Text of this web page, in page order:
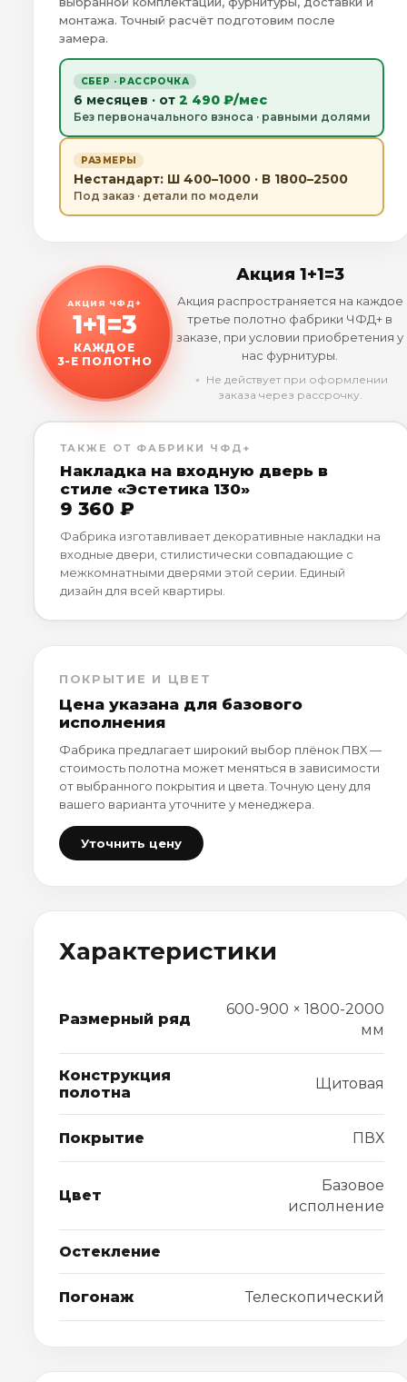
монтажа. Точный расчёт подготовим после
замера.
СБЕР · РАССРОЧКА
6 месяцев · от 2 490 ₽/мес
Без первоначального взноса · равными долями
РАЗМЕРЫ
Нестандарт: Ш 400–1000 · В 1800–2500
Под заказ · детали по модели
АКЦИЯ ЧФД+
1+1=3
КАЖДОЕ
3-Е ПОЛОТНО
Акция 1+1=3
Акция распространяется на каждое
третье полотно фабрики ЧФД+ в
заказе, при условии приобретения у
нас фурнитуры.
﹡ Не действует при оформлении
заказа через рассрочку.
ТАКЖЕ ОТ ФАБРИКИ ЧФД+
Накладка на входную дверь в
стиле «Эстетика 130»
9 360 ₽
Фабрика изготавливает декоративные накладки на
входные двери, стилистически совпадающие с
межкомнатными дверями этой серии. Единый
дизайн для всей квартиры.
ПОКРЫТИЕ И ЦВЕТ
Цена указана для базового
исполнения
Фабрика предлагает широкий выбор плёнок ПВХ —
стоимость полотна может меняться в зависимости
от выбранного покрытия и цвета. Точную цену для
вашего варианта уточните у менеджера.
Уточнить цену
Характеристики
Размерный ряд
600-900 × 1800-2000
мм
Конструкция
полотна
Щитовая
Покрытие ПВХ
Цвет
Базовое
исполнение
Остекление
Погонаж Телескопический